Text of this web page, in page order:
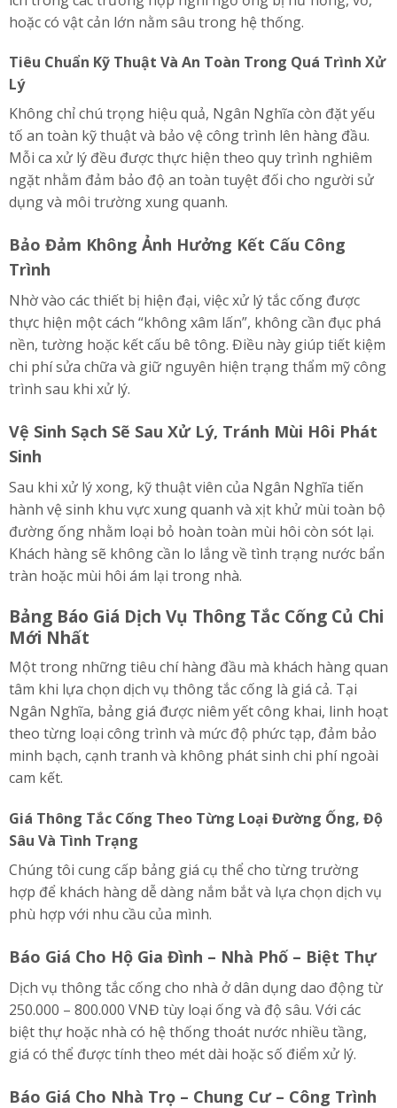
hoặc có vật cản lớn nằm sâu trong hệ thống.
Tiêu Chuẩn Kỹ Thuật Và An Toàn Trong Quá Trình Xử
Lý
Không chỉ chú trọng hiệu quả, Ngân Nghĩa còn đặt yếu
tố an toàn kỹ thuật và bảo vệ công trình lên hàng đầu.
Mỗi ca xử lý đều được thực hiện theo quy trình nghiêm
ngặt nhằm đảm bảo độ an toàn tuyệt đối cho người sử
dụng và môi trường xung quanh.
Bảo Đảm Không Ảnh Hưởng Kết Cấu Công
Trình
Nhờ vào các thiết bị hiện đại, việc xử lý tắc cống được
thực hiện một cách “không xâm lấn”, không cần đục phá
nền, tường hoặc kết cấu bê tông. Điều này giúp tiết kiệm
chi phí sửa chữa và giữ nguyên hiện trạng thẩm mỹ công
trình sau khi xử lý.
Vệ Sinh Sạch Sẽ Sau Xử Lý, Tránh Mùi Hôi Phát
Sinh
Sau khi xử lý xong, kỹ thuật viên của Ngân Nghĩa tiến
hành vệ sinh khu vực xung quanh và xịt khử mùi toàn bộ
đường ống nhằm loại bỏ hoàn toàn mùi hôi còn sót lại.
Khách hàng sẽ không cần lo lắng về tình trạng nước bẩn
tràn hoặc mùi hôi ám lại trong nhà.
Bảng Báo Giá Dịch Vụ Thông Tắc Cống Củ Chi
Mới Nhất
Một trong những tiêu chí hàng đầu mà khách hàng quan
tâm khi lựa chọn dịch vụ thông tắc cống là giá cả. Tại
Ngân Nghĩa, bảng giá được niêm yết công khai, linh hoạt
theo từng loại công trình và mức độ phức tạp, đảm bảo
minh bạch, cạnh tranh và không phát sinh chi phí ngoài
cam kết.
Giá Thông Tắc Cống Theo Từng Loại Đường Ống, Độ
Sâu Và Tình Trạng
Chúng tôi cung cấp bảng giá cụ thể cho từng trường
hợp để khách hàng dễ dàng nắm bắt và lựa chọn dịch vụ
phù hợp với nhu cầu của mình.
Báo Giá Cho Hộ Gia Đình – Nhà Phố – Biệt Thự
Dịch vụ thông tắc cống cho nhà ở dân dụng dao động từ
250.000 – 800.000 VNĐ tùy loại ống và độ sâu. Với các
biệt thự hoặc nhà có hệ thống thoát nước nhiều tầng,
giá có thể được tính theo mét dài hoặc số điểm xử lý.
Báo Giá Cho Nhà Trọ – Chung Cư – Công Trình